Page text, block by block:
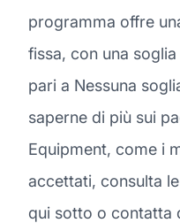
programma offre
fissa, con una
pari a Nessuna
saperne di più sui
Equipment, come i
accettati, consulta
qui sotto o contatta